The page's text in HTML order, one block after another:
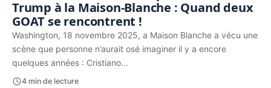
Trump à la Maison-Blanche : Quand deux
GOAT se rencontrent !
Washington, 18 novembre 2025, a Maison Blanche a vécu une
scène que personne n’aurait osé imaginer il y a encore
quelques années : Cristiano…
4 min de lecture